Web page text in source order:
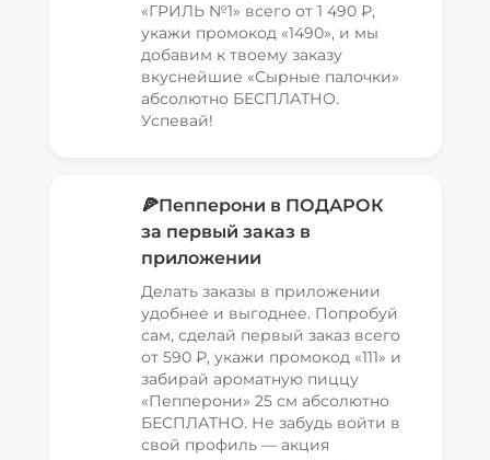
«ГРИЛЬ №1» всего от 1 490 ₽,
укажи промокод «1490», и мы
добавим к твоему заказу
вкуснейшие «Сырные палочки»
абсолютно БЕСПЛАТНО.
Успевай!
🍕Пепперони в ПОДАРОК
за первый заказ в
приложении
Делать заказы в приложении
удобнее и выгоднее. Попробуй
сам, сделай первый заказ всего
от 590 ₽, укажи промокод «111» и
забирай ароматную пиццу
«Пепперони» 25 см абсолютно
БЕСПЛАТНО. Не забудь войти в
свой профиль — акция